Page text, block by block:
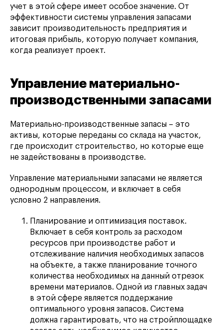
учет в этой сфере имеет особое значение. От
эффективности системы управления запасами
зависит производительность предприятия и
итоговая прибыль, которую получает компания,
когда реализует проект.
Управление материально-
производственными запасами
Материально-производственные запасы – это
активы, которые переданы со склада на участок,
где происходит строительство, но которые еще
не задействованы в производстве.
Управление материальными запасами не является
однородным процессом, и включает в себя
условно 2 направления.
Планирование и оптимизация поставок.
Включает в себя контроль за расходом
ресурсов при производстве работ и
отслеживание наличия необходимых запасов
на объекте, а также планирование точного
количества необходимых на данный отрезок
времени материалов. Одной из главных задач
в этой сфере является поддержание
оптимального уровня запасов. Система
должна гарантировать, что на стройплощадке